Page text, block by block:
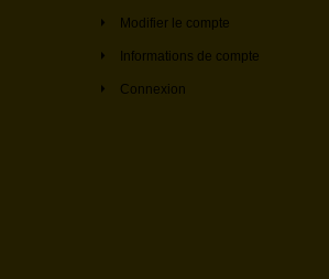
Modifier le compte
Informations de compte
Connexion